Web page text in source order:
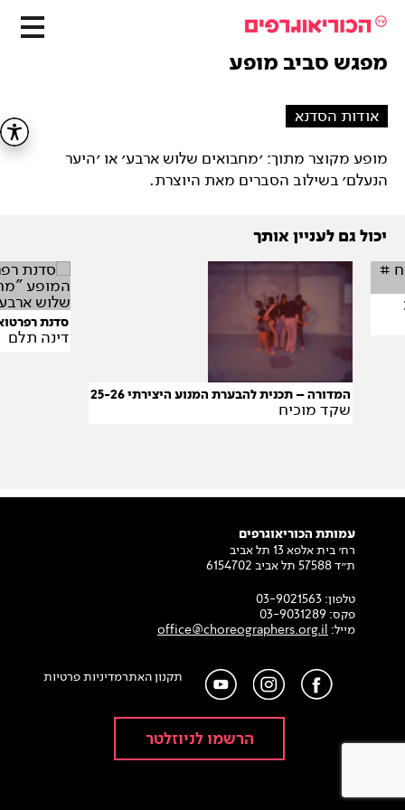
מפגש סביב מופע
אודות הסדנא
מופע מקוצר מתוך: ׳מחבואים שלוש ארבע׳ או ׳היער
הנעלם׳ בשילוב הסברים מאת היוצרת.
יכול גם לעניין אותך
המדורה – תכנית להבערת המנוע היצירתי 25-26
שקד מוכיח
סדנת
דינה תלם
עמותת הכוריאוגרפים
רח׳ בית אלפא 13 תל אביב
ת״ד 57588 תל אביב 6154702
טלפון: 03-9021563
פקס: 03-9031289
מייל: office@choreographers.org.il
תקנון האתרמדיניות פרטיות
הרשמו לניוזלטר